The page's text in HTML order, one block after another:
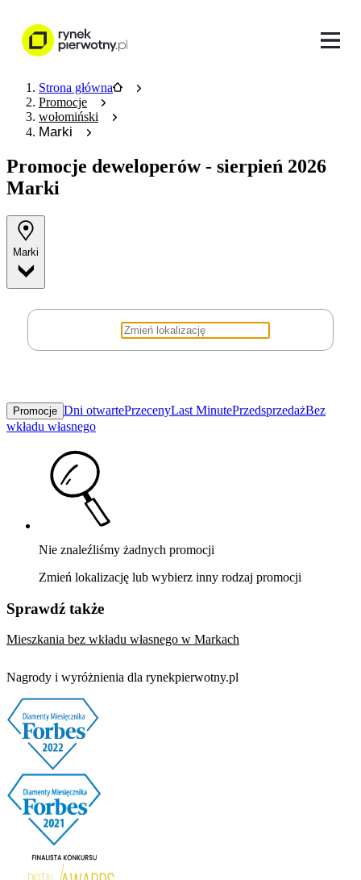
Strona główna
Promocje
wołomiński
Marki
Promocje deweloperów - sierpień 2026
Marki
Marki
Promocje Dni otwartePrzecenyLast MinutePrzedsprzedażBez
wkładu własnego
Nie znaleźliśmy żadnych promocji
Zmień lokalizację lub wybierz inny rodzaj promocji
Sprawdź także
Mieszkania bez wkładu własnego w Markach
Nagrody i wyróżnienia dla rynekpierwotny.pl